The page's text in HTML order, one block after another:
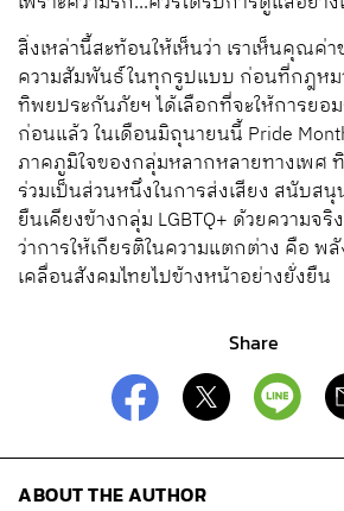
สิ่งเหล่านี้สะท้อนให้เห็นว่า เราเห็นคุณค่
ความสัมพันธ์ในทุกรูปแบบ ก่อนที่กฎหม
ทิพยประกันภัยฯ ได้เลือกที่จะให้การยอ
ก่อนแล้ว ในเดือนมิถุนายนนี้ Pride
ภาคภูมิใจของกลุ่มหลากหลายทางเพศ
ร่วมเป็นส่วนหนึ่งในการส่งเสียง สนับสนุ
ยืนเคียงข้างกลุ่ม LGBTQ+ ด้วยความจริง
ว่าการให้เกียรติในความแตกต่าง คือ
เคลื่อนสังคมไทยไปข้างหน้าอย่างยั่งยืน
Share
ABOUT THE AUTHOR